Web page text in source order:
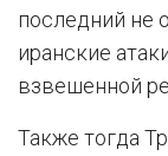
последний не
иранские
взвешенной
Также тогда